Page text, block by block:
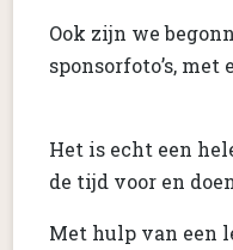
Ook zijn we
sponsorfoto’s,
Het is echt een
de tijd voor en
Met hulp van een